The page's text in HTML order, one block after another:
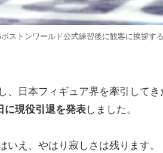
ストンワールド公式練習後に観客に挨拶す
、日本フィギュア界を牽引してき
に現役引退を発表しました。
え、やはり寂しさは残ります。